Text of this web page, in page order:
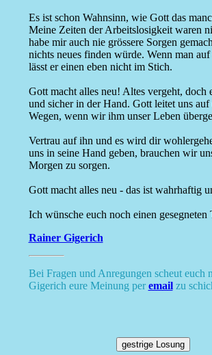
Es ist schon Wahnsinn, wie Gott das
Meine Zeiten der Arbeitslosigkeit waren
habe mir auch nie grössere Sorgen
nichts neues finden würde. Wenn man
lässt er einen eben nicht im Stich.
Gott macht alles neu! Altes vergeht, doch
und sicher in der Hand. Gott leitet uns auf
Wegen, wenn wir ihm unser Leben
Vertrau auf ihn und es wird dir
uns in seine Hand geben, brauchen wir
Morgen zu sorgen.
Gott macht alles neu - das ist wahrhaftig
Ich wünsche euch noch einen gesegneten
Rainer Gigerich
Bei Fragen und Anregungen scheut euch
Gigerich eure Meinung peremailzu
gestrige Losung